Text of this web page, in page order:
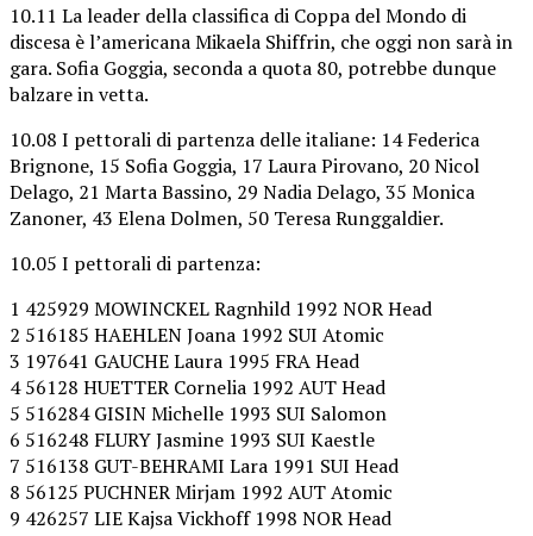
10.11 La leader della classifica di Coppa del Mondo di
discesa è l’americana Mikaela Shiffrin, che oggi non sarà in
gara. Sofia Goggia, seconda a quota 80, potrebbe dunque
balzare in vetta.
10.08 I pettorali di partenza delle italiane: 14 Federica
Brignone, 15 Sofia Goggia, 17 Laura Pirovano, 20 Nicol
Delago, 21 Marta Bassino, 29 Nadia Delago, 35 Monica
Zanoner, 43 Elena Dolmen, 50 Teresa Runggaldier.
10.05 I pettorali di partenza:
1 425929 MOWINCKEL Ragnhild 1992 NOR Head
2 516185 HAEHLEN Joana 1992 SUI Atomic
3 197641 GAUCHE Laura 1995 FRA Head
4 56128 HUETTER Cornelia 1992 AUT Head
5 516284 GISIN Michelle 1993 SUI Salomon
6 516248 FLURY Jasmine 1993 SUI Kaestle
7 516138 GUT-BEHRAMI Lara 1991 SUI Head
8 56125 PUCHNER Mirjam 1992 AUT Atomic
9 426257 LIE Kajsa Vickhoff 1998 NOR Head